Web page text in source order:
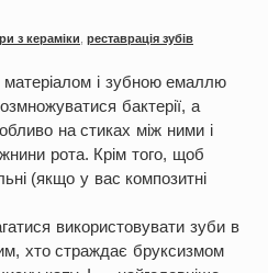
з кераміки реставрація зубів
матеріалом і зубною емаллю
бактерії, а
на стиках між ними і
рота. Крім того, щоб
(якщо у вас композитні
використовувати зуби в
хто страждає бруксизмом